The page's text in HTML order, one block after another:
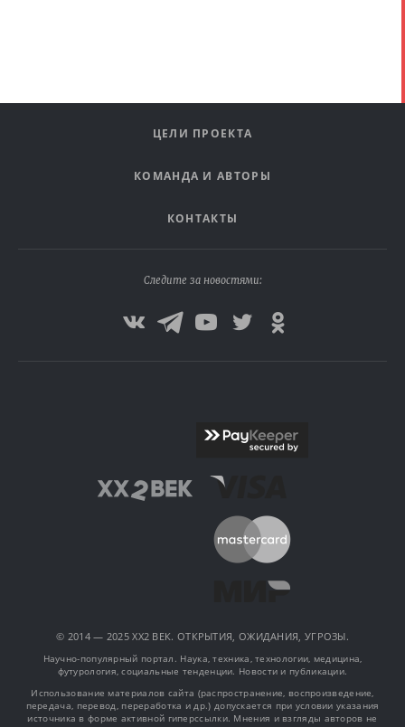
ЦЕЛИ ПРОЕКТА
КОМАНДА И АВТОРЫ
КОНТАКТЫ
Следите за новостями:
© 2014 — 2025 XX2 ВЕК. ОТКРЫТИЯ, ОЖИДАНИЯ, УГРОЗЫ.
Научно-популярный портал. Наука, техника, технологии, медицина,
футурология, социальные тенденции. Новости и публикации.
Использование материалов сайта (распространение, воспроизведение,
передача, перевод, переработка и др.) допускается при условии указания
источника в форме активной гиперссылки. Мнения и взгляды авторов не